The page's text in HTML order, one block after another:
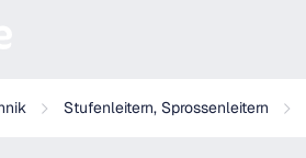
Stufenleitern, Sprossenleitern